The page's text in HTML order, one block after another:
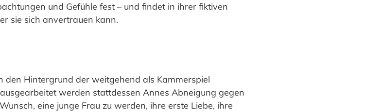
und Gefühle fest – und findet in ihrer fiktiven
sie sich anvertrauen kann.
den Hintergrund der weitgehend als Kammerspiel
werden stattdessen Annes Abneigung gegen
eine junge Frau zu werden, ihre erste Liebe, ihre